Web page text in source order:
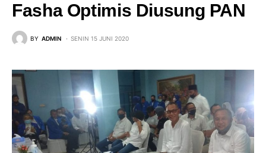
Fasha Optimis Diusung PAN
BY ADMIN SENIN 15 JUNI 2020